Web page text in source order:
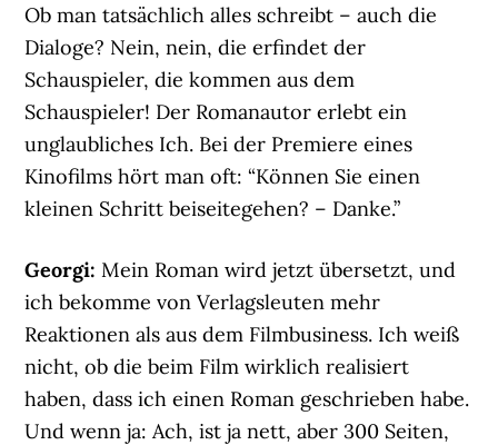
Ob man tatsächlich alles schreibt – auch die
Dialoge? Nein, nein, die erfindet der
Schauspieler, die kommen aus dem
Schauspieler! Der Romanautor erlebt ein
unglaubliches Ich. Bei der Premiere eines
Kinofilms hört man oft: “Können Sie einen
kleinen Schritt beiseitegehen? – Danke.”
Georgi: Mein Roman wird jetzt übersetzt, und
ich bekomme von Verlagsleuten mehr
Reaktionen als aus dem Filmbusiness. Ich weiß
nicht, ob die beim Film wirklich realisiert
haben, dass ich einen Roman geschrieben habe.
Und wenn ja: Ach, ist ja nett, aber 300 Seiten,